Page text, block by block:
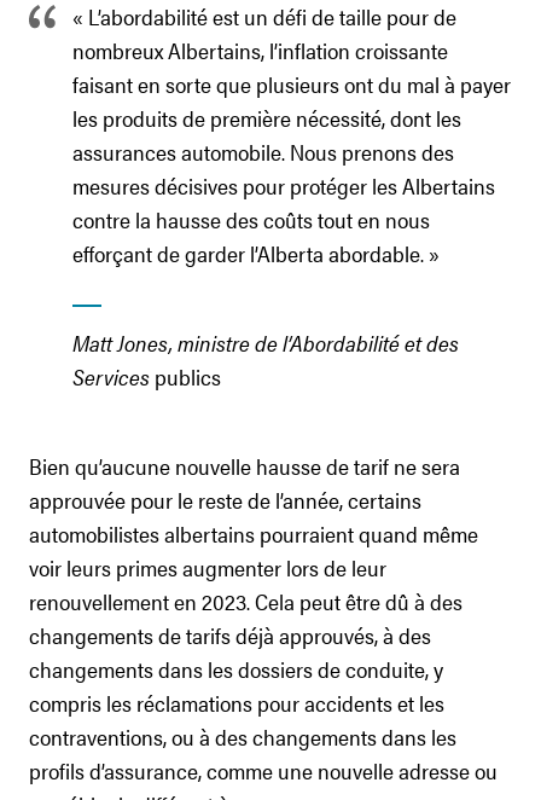
« L’abordabilité est un défi de taille pour de
nombreux Albertains, l’inflation croissante
faisant en sorte que plusieurs ont du mal à payer
les produits de première nécessité, dont les
assurances automobile. Nous prenons des
mesures décisives pour protéger les Albertains
contre la hausse des coûts tout en nous
efforçant de garder l’Alberta abordable. »
Matt Jones, ministre de l’Abordabilité et des
Services publics
Bien qu’aucune nouvelle hausse de tarif ne sera
approuvée pour le reste de l’année, certains
automobilistes albertains pourraient quand même
voir leurs primes augmenter lors de leur
renouvellement en 2023. Cela peut être dû à des
changements de tarifs déjà approuvés, à des
changements dans les dossiers de conduite, y
compris les réclamations pour accidents et les
contraventions, ou à des changements dans les
profils d’assurance, comme une nouvelle adresse ou